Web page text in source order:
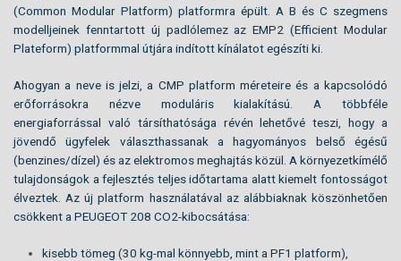
(Common Modular Platform) platformra épült. A B és C szegmens
modelljeinek fenntartott új padlólemez az EMP2 (Efficient Modular
Plateform) platformmal útjára indított kínálatot egészíti ki.
Ahogyan a neve is jelzi, a CMP platform méreteire és a kapcsolódó
erőforrásokra nézve moduláris kialakítású. A többféle
energiaforrással való társíthatósága révén lehetővé teszi, hogy a
jövendő ügyfelek választhassanak a hagyományos belső égésű
(benzines/dízel) és az elektromos meghajtás közül. A környezetkímélő
tulajdonságok a fejlesztés teljes időtartama alatt kiemelt fontosságot
élveztek. Az új platform használatával az alábbiaknak köszönhetően
csökkent a PEUGEOT 208 CO2-kibocsátása:
kisebb tömeg (30 kg-mal könnyebb, mint a PF1 platform),